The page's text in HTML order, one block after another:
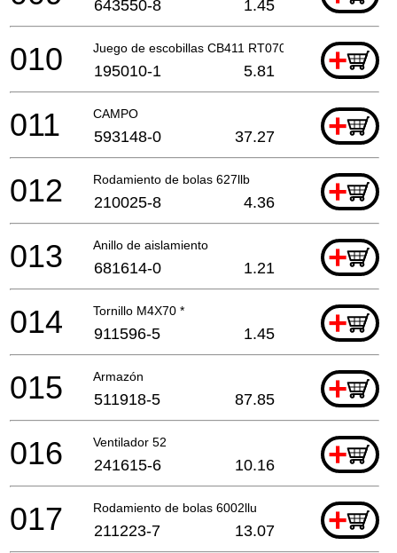
643550-8 1.45
Juego de escobillas CB411 RT0702C +
010 195010-1 5.81
CAMPO +
011 593148-0 37.27
Rodamiento de bolas 627llb +
012 210025-8 4.36
Anillo de aislamiento +
013 681614-0 1.21
Tornillo M4X70 * +
014 911596-5 1.45
Armazón +
015 511918-5 87.85
Ventilador 52 +
016 241615-6 10.16
Rodamiento de bolas 6002llu +
017 211223-7 13.07